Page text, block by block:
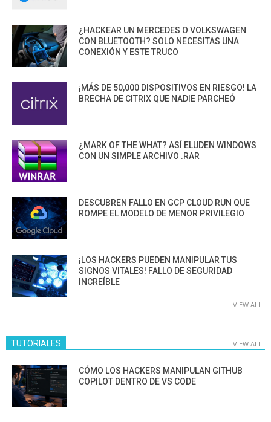
¿HACKEAR UN MERCEDES O VOLKSWAGEN
CON BLUETOOTH? SOLO NECESITAS UNA
CONEXIÓN Y ESTE TRUCO
¡MÁS DE 50,000 DISPOSITIVOS EN RIESGO! LA
BRECHA DE CITRIX QUE NADIE PARCHEÓ
¿MARK OF THE WHAT? ASÍ ELUDEN WINDOWS
CON UN SIMPLE ARCHIVO .RAR
DESCUBREN FALLO EN GCP CLOUD RUN QUE
ROMPE EL MODELO DE MENOR PRIVILEGIO
¡LOS HACKERS PUEDEN MANIPULAR TUS
SIGNOS VITALES! FALLO DE SEGURIDAD
INCREÍBLE
VIEW ALL
TUTORIALES VIEW ALL
CÓMO LOS HACKERS MANIPULAN GITHUB
COPILOT DENTRO DE VS CODE